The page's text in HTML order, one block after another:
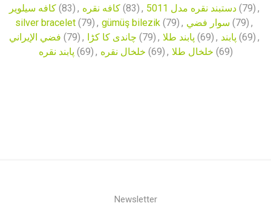
کافه سیلویر (83) , کافه نقره (83) , دستبند نقره مدل 5011 (79) ,
silver bracelet (79) , gümüş bilezik (79) , سوار فضي (79) ,
فضي الإيراني (79) , چاندی کا کڑا (79) , پابند طلا (69) , پابند (69) ,
پابند نقره (69) , خلخال نقره (69) , خلخال طلا (69)
Newsletter